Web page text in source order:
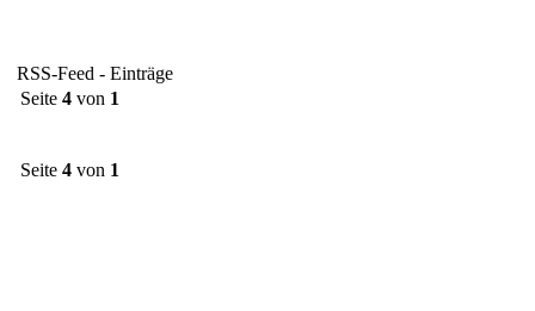
RSS-Feed - Einträge
Seite 4 von 1
Seite 4 von 1